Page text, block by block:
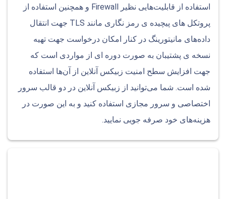
استفاده از قابلیت‌هایی نظیر Firewall و همچنین استفاده از
پروتکل های پیچیده ی رمز نگاری مانند TLS جهت انتقال
داده‌های مانیتورینگ در کنار امکان درخواست جهت تهیه
نسخه ی پشتیبان به صورت دوره ای از مواردی است که
جهت افزایش سطح امنیت زبیکس آنلاین از آن‌ها استفاده
شده است. شما می‌توانید از زبیکس آنلاین در دو قالب سرور
اختصاصی و سرور مجازی استفاده کنید و به این صورت در
هزینه‌های خود صرفه جویی نمایید.